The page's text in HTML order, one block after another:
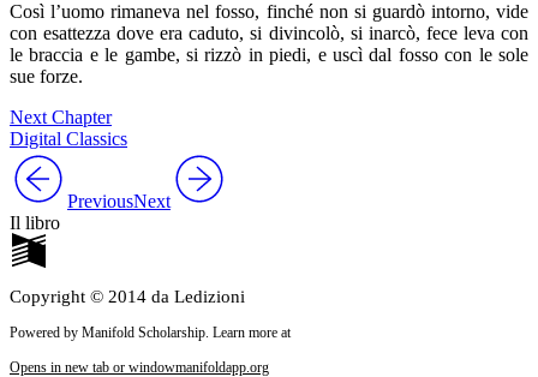
Così l’uomo rimaneva nel fosso, finché non si guardò intorno, vide
con esattezza dove era caduto, si divincolò, si inarcò, fece leva con
le braccia e le gambe, si rizzò in piedi, e uscì dal fosso con le sole
sue forze.
Next Chapter
Digital Classics
PreviousNext
Il libro
Copyright © 2014 da Ledizioni
Powered by Manifold Scholarship. Learn more at
Opens in new tab or windowmanifoldapp.org